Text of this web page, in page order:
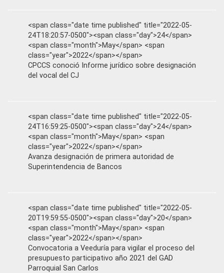
<span class="date time published" title="2022-05-
24T18:20:57-0500"><span class="day">24</span>
<span class="month">May</span> <span
class="year">2022</span></span>
CPCCS conoció Informe jurídico sobre designación
del vocal del CJ
<span class="date time published" title="2022-05-
24T16:59:25-0500"><span class="day">24</span>
<span class="month">May</span> <span
class="year">2022</span></span>
Avanza designación de primera autoridad de
Superintendencia de Bancos
<span class="date time published" title="2022-05-
20T19:59:55-0500"><span class="day">20</span>
<span class="month">May</span> <span
class="year">2022</span></span>
Convocatoria a Veeduría para vigilar el proceso del
presupuesto participativo año 2021 del GAD
Parroquial San Carlos